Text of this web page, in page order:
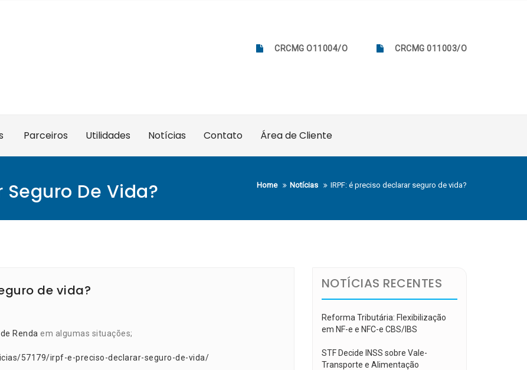
CRCMG O11004/O CRCMG 011003/O
Parceiros Utilidades Notícias Contato Área de Cliente
Seguro De Vida? Home Notícias IRPF: é preciso declarar seguro de vida?
de vida?
Renda em algumas situações;
57179/irpf-e-preciso-declarar-seguro-de-vida/
NOTÍCIAS RECENTES
Reforma Tributária: Flexibilização
em NF-e e NFC-e CBS/IBS
STF Decide INSS sobre Vale-
Transporte e Alimentação